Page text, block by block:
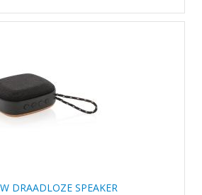
DRAADLOZE SPEAKER